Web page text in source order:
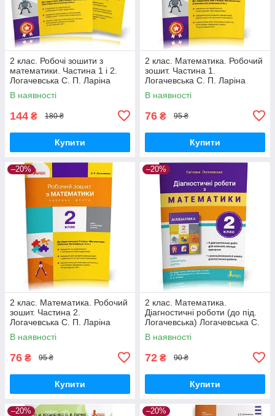
2 клас. Робочі зошити з
математики. Частина 1 і 2.
Логачевська С. П. Ларіна
О.В., Літера
В наявності
144 ₴ 180 ₴
Купити
2 клас. Математика. Робочий
зошит. Частина 1.
Логачевська С. П. Ларіна
О.В., Літера
В наявності
76 ₴ 95 ₴
Купити
–20%
2 клас. Математика. Робочий
зошит. Частина 2.
Логачевська С. П. Ларіна
О.В., Літера
В наявності
76 ₴ 95 ₴
Купити
–20%
2 клас. Математика.
Діагностичні роботи (до під.
Логачевська) Логачевська С.
П. Літера
В наявності
72 ₴ 90 ₴
Купити
–20% –20%